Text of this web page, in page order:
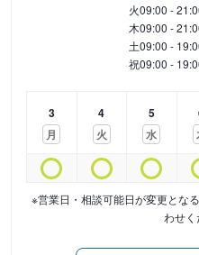
火09:00 -
木09:00 -
土09:00 -
祝09:00 -
3
月
4
火
5
水
※営業日・相談可能日が変更とな
わせく